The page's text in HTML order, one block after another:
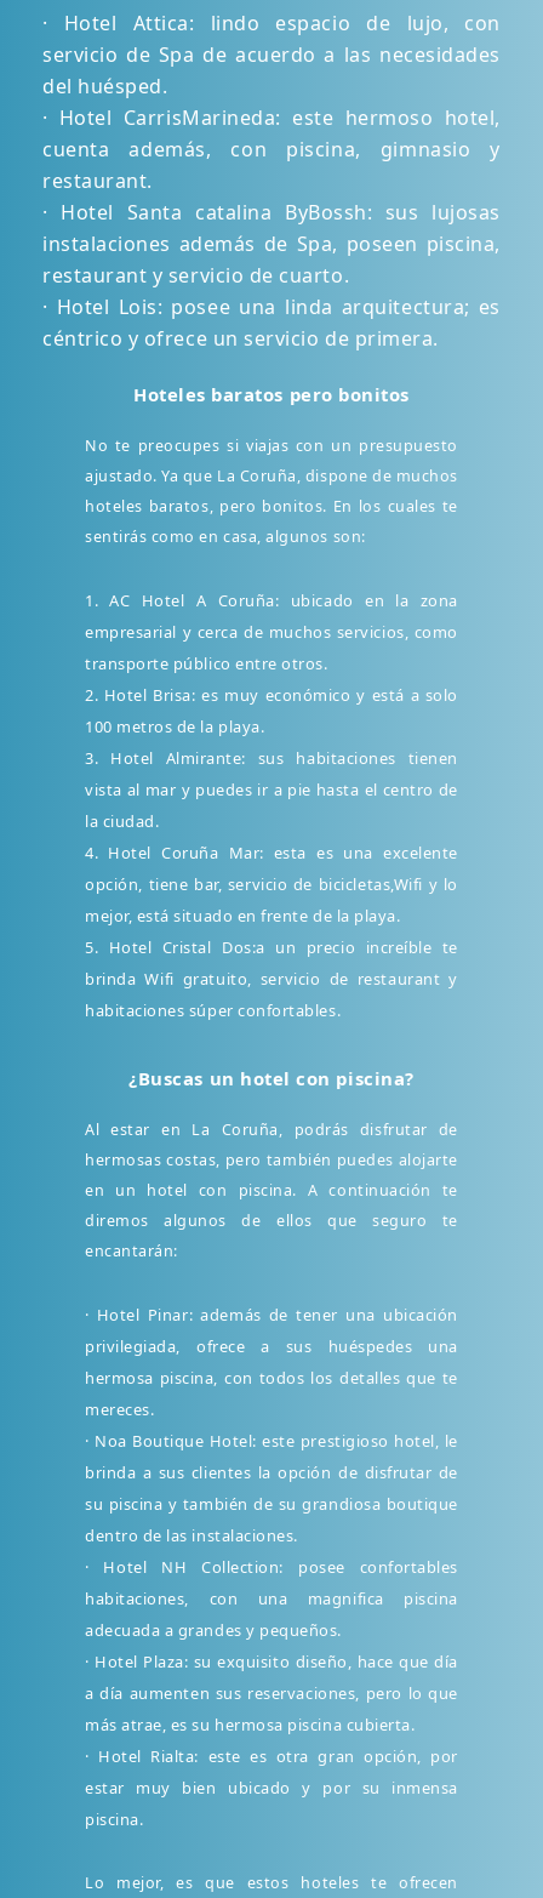
· Hotel Attica: lindo espacio de lujo, con
servicio de Spa de acuerdo a las necesidades
del huésped.
· Hotel CarrisMarineda: este hermoso hotel,
cuenta además, con piscina, gimnasio y
restaurant.
· Hotel Santa catalina ByBossh: sus lujosas
instalaciones además de Spa, poseen piscina,
restaurant y servicio de cuarto.
· Hotel Lois: posee una linda arquitectura; es
céntrico y ofrece un servicio de primera.
Hoteles baratos pero bonitos
No te preocupes si viajas con un presupuesto
ajustado. Ya que La Coruña, dispone de muchos
hoteles baratos, pero bonitos. En los cuales te
sentirás como en casa, algunos son:
1. AC Hotel A Coruña: ubicado en la zona
empresarial y cerca de muchos servicios, como
transporte público entre otros.
2. Hotel Brisa: es muy económico y está a solo
100 metros de la playa.
3. Hotel Almirante: sus habitaciones tienen
vista al mar y puedes ir a pie hasta el centro de
la ciudad.
4. Hotel Coruña Mar: esta es una excelente
opción, tiene bar, servicio de bicicletas,Wifi y lo
mejor, está situado en frente de la playa.
5. Hotel Cristal Dos:a un precio increíble te
brinda Wifi gratuito, servicio de restaurant y
habitaciones súper confortables.
¿Buscas un hotel con piscina?
Al estar en La Coruña, podrás disfrutar de
hermosas costas, pero también puedes alojarte
en un hotel con piscina. A continuación te
diremos algunos de ellos que seguro te
encantarán:
· Hotel Pinar: además de tener una ubicación
privilegiada, ofrece a sus huéspedes una
hermosa piscina, con todos los detalles que te
mereces.
· Noa Boutique Hotel: este prestigioso hotel, le
brinda a sus clientes la opción de disfrutar de
su piscina y también de su grandiosa boutique
dentro de las instalaciones.
· Hotel NH Collection: posee confortables
habitaciones, con una magnifica piscina
adecuada a grandes y pequeños.
· Hotel Plaza: su exquisito diseño, hace que día
a día aumenten sus reservaciones, pero lo que
más atrae, es su hermosa piscina cubierta.
· Hotel Rialta: este es otra gran opción, por
estar muy bien ubicado y por su inmensa
piscina.
Lo mejor, es que estos hoteles te ofrecen